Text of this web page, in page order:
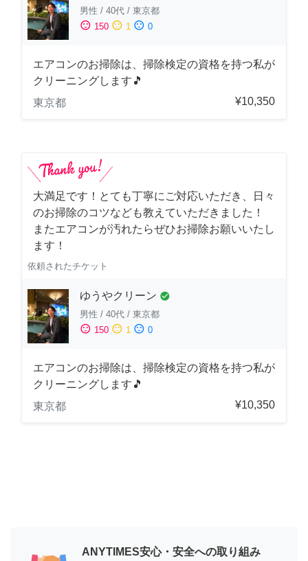
男性 / 40代 / 東京都
sentiment_satisfied 150 sentiment_neutral 1 sentiment_dissatisfied 0
エアコンのお掃除は、掃除検定の資格を持つ私が
クリーニングします🎵
東京都
¥10,350
大満足です！とても丁寧にご対応いただき、日々
のお掃除のコツなども教えていただきました！
またエアコンが汚れたらぜひお掃除お願いいたし
ます！
依頼されたチケット
ゆうやクリーン check_circle
男性 / 40代 / 東京都
sentiment_satisfied 150 sentiment_neutral 1 sentiment_dissatisfied 0
エアコンのお掃除は、掃除検定の資格を持つ私が
クリーニングします🎵
東京都
¥10,350
ANYTIMES安心・安全への取り組み